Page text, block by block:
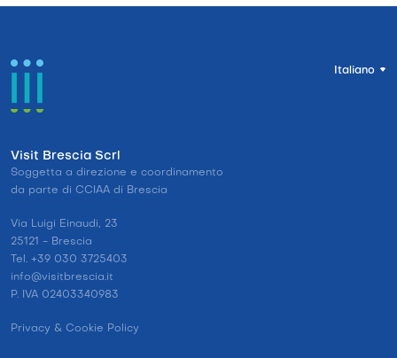
Italiano
Visit Brescia Scrl
Soggetta a direzione e coordinamento
da parte di CCIAA di Brescia
Via Luigi Einaudi, 23
25121 - Brescia
Tel. +39 030 3725403
info@visitbrescia.it
P. IVA 02403340983
Privacy & Cookie Policy